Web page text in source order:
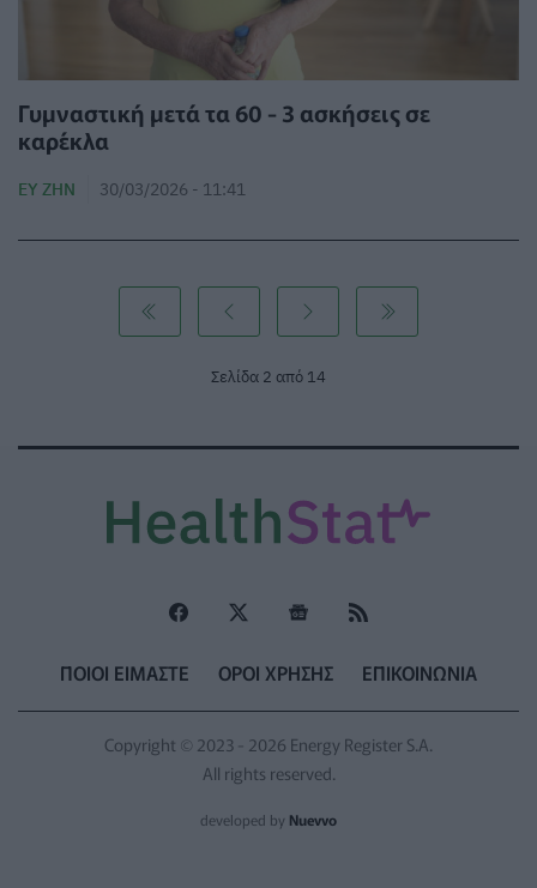
Γυμναστική μετά τα 60 - 3 ασκήσεις σε
καρέκλα
ΕΥ ΖΗΝ 30/03/2026 - 11:41
Σελίδα 2 από 14
ΠΟΙΟΙ ΕΙΜΑΣΤΕ ΟΡΟΙ ΧΡΗΣΗΣ ΕΠΙΚΟΙΝΩΝΙΑ
Copyright © 2023 - 2026 Energy Register S.A.
All rights reserved.
developed by Nuevvo